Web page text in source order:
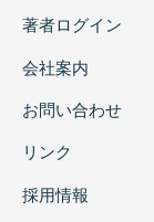
著者ログイン
会社案内
お問い合わせ
リンク
採用情報